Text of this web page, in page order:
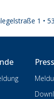
1 •